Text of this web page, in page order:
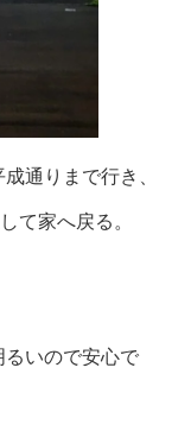
通りまで行き、
て家へ戻る。
いので安心で